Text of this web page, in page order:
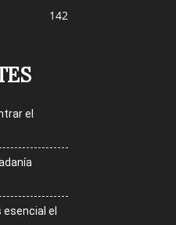
142
el
el